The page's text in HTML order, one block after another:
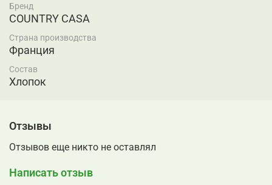
Бренд
COUNTRY CASA
Страна производства
Франция
Состав
Хлопок
Отзывы
Отзывов еще никто не оставлял
Написать отзыв